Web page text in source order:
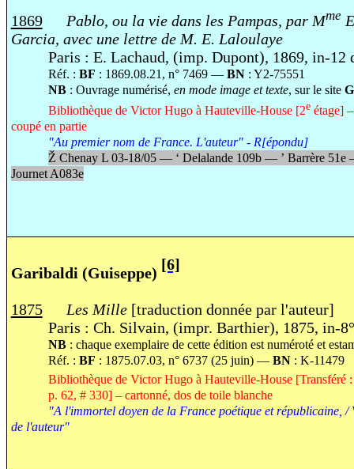
1869 Pablo, ou la vie dans les Pampas, par Mme
Garcia, avec une lettre de M. E. Laloulaye
Paris : E. Lachaud, (imp. Dupont), 1869, in-12
Réf. : BF : 1869.08.21, n° 7469 — BN: Y2-75551
NB: Ouvrage numérisé, en mode image et texte, sur le site
Bibliothèque de Victor Hugo à Hauteville-House [2eétage] –
coupé en partie
"Au premier nom de France. L'auteur" - R[épondu]
Ž Chenay L 03-18/05 — ‘ Delalande 109b — ’ Barrère
Journet A083e
Garibaldi (Guiseppe) [6]
1875 Les Mille[traduction donnée par l'auteur]
Paris : Ch. Silvain, (impr. Barthier), 1875, in-
NB: chaque exemplaire de cette édition est numéroté et
Réf. : BF : 1875.07.03, n° 6737 (25 juin) — BN: K-11479
Bibliothèque de Victor Hugo à Hauteville-House [Transféré
p. 62, # 330] – cartonné, dos de toile blanche
"A l'immortel doyen de la France poétique et républicaine,
de l'auteur"